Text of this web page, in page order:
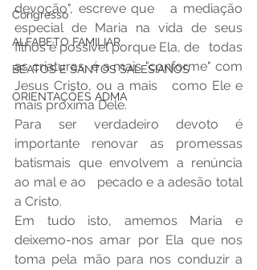
Congresso
ALFABETO FAMILIAR
BEATOS E SANTOS SALESIANOS
ORIENTAÇÕES ADMA
devoção", escreve que   a mediação
especial de Maria na vida de seus
filhos é possível porque Ela, de   todas
as criaturas, é a mais "conforme" com
Jesus Cristo, ou a mais   como Ele e
mais próxima Dele.
Para ser verdadeiro devoto é
importante renovar as promessas
batismais que envolvem a renúncia
ao mal e ao   pecado e a adesão total
a Cristo.
Em tudo isto, amemos Maria e
deixemo-nos amar por Ela que nos
toma pela mão para nos conduzir a